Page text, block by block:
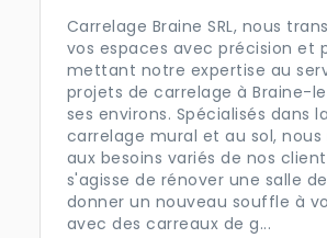
Carrelage Braine SRL, nous
vos espaces avec précision et
mettant notre expertise au
projets de carrelage à Braine-
ses environs. Spécialisés dans
carrelage mural et au sol, nous
aux besoins variés de nos
s'agisse de rénover une salle
donner un nouveau souffle à
avec des carreaux de g...